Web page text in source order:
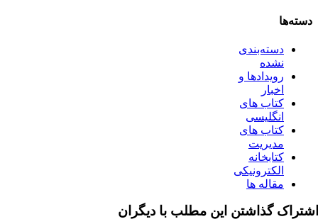
دسته‌ها
دسته‌بندی
نشده
رویدادها و
اخبار
کتاب های
انگلیسی
کتاب های
مدیریت
کتابخانه
الکترونیکی
مقاله ها
اشتراک گذاشتن این مطلب با دیگران